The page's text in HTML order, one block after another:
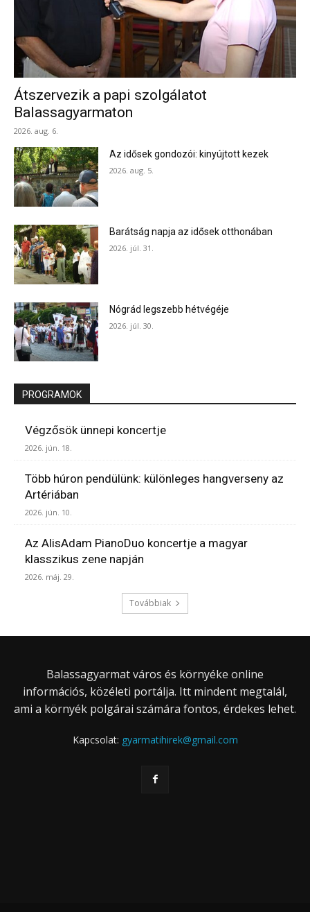
Átszervezik a papi szolgálatot
Balassagyarmaton
2026. aug. 6.
Az idősek gondozói: kinyújtott kezek
2026. aug. 5.
Barátság napja az idősek otthonában
2026. júl. 31.
Nógrád legszebb hétvégéje
2026. júl. 30.
PROGRAMOK
Végzősök ünnepi koncertje
2026. jún. 18.
Több húron pendülünk: különleges hangverseny az
Artériában
2026. jún. 10.
Az AlisAdam PianoDuo koncertje a magyar
klasszikus zene napján
2026. máj. 29.
Továbbiak
Balassagyarmat város és környéke online
információs, közéleti portálja. Itt mindent megtalál,
ami a környék polgárai számára fontos, érdekes lehet.
Kapcsolat: gyarmatihirek@gmail.com